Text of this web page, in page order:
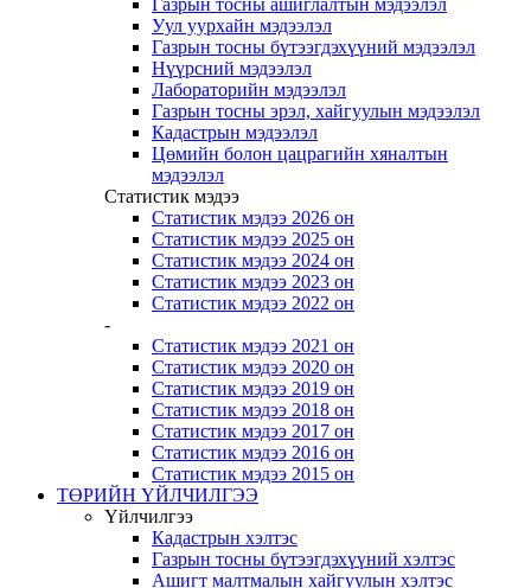
Газрын тосны ашиглалтын мэдээлэл
Уул уурхайн мэдээлэл
Газрын тосны бүтээгдэхүүний мэдээлэл
Нүүрсний мэдээлэл
Лабораторийн мэдээлэл
Газрын тосны эрэл, хайгуулын мэдээлэл
Кадастрын мэдээлэл
Цөмийн болон цацрагийн хяналтын
мэдээлэл
Статистик мэдээ
Статистик мэдээ 2026 он
Статистик мэдээ 2025 он
Статистик мэдээ 2024 он
Статистик мэдээ 2023 он
Статистик мэдээ 2022 он
-
Статистик мэдээ 2021 он
Статистик мэдээ 2020 он
Статистик мэдээ 2019 он
Статистик мэдээ 2018 он
Статистик мэдээ 2017 он
Статистик мэдээ 2016 он
Статистик мэдээ 2015 он
ТӨРИЙН ҮЙЛЧИЛГЭЭ
Үйлчилгээ
Кадастрын хэлтэс
Газрын тосны бүтээгдэхүүний хэлтэс
Ашигт малтмалын хайгуулын хэлтэс